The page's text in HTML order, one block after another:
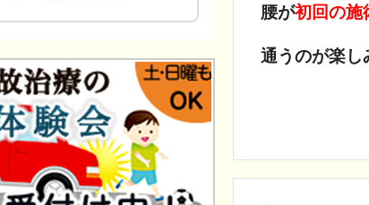
腰が初回の施
通うのが楽し